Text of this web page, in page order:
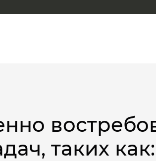
таких как: